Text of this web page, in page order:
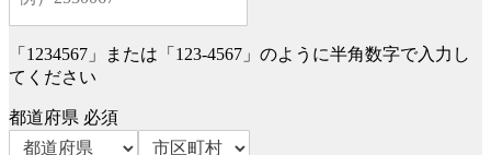
「1234567」または「123-4567」のように半角数字で入力し
てください
都道府県 必須